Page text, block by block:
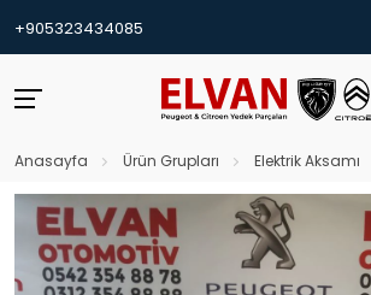
+905323434085
Anasayfa Ürün Grupları Elektrik Aksamı